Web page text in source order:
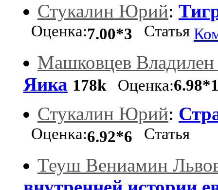
Стукалин Юрий:
Оценка:7.00*3 Статья
Машковцев
Яика 178k Оценка:
Стукалин Юрий:
Оценка:6.92*6
Статья
Теуш Вениамин